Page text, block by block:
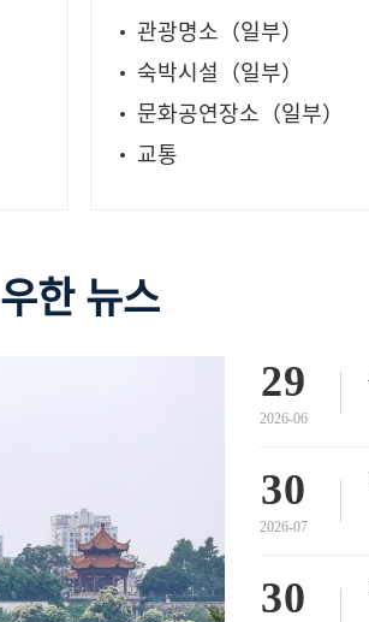
관광명소（일부）
숙박시설（일부）
문화공연장소（일부）
교통
우한 뉴스
29
2026-06
30
2026-07
30